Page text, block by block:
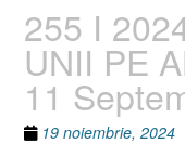
255 I
UNII PE
11
19 noiembrie, 2024